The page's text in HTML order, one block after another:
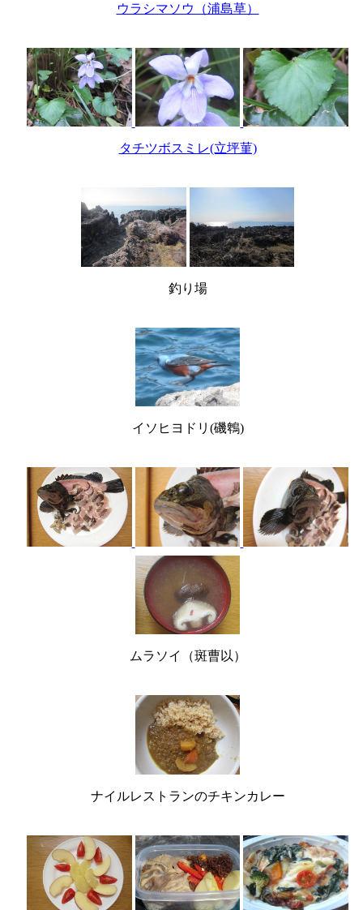
ウラシマソウ（浦島草）
タチツボスミレ(立坪菫)
釣り場
イソヒヨドリ(磯鵯)
ムラソイ（斑曹以）
ナイルレストランのチキンカレー